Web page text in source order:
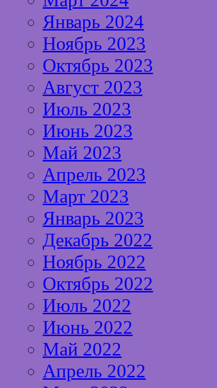
Январь 2024
Ноябрь 2023
Октябрь 2023
Август 2023
Июль 2023
Июнь 2023
Май 2023
Апрель 2023
Март 2023
Январь 2023
Декабрь 2022
Ноябрь 2022
Октябрь 2022
Июль 2022
Июнь 2022
Май 2022
Апрель 2022